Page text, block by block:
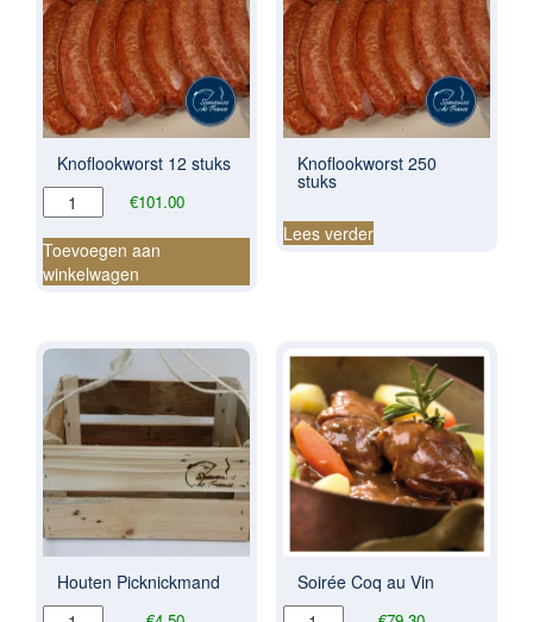
Knoflookworst 12 stuks
€101.00
Knoflookworst
12
stuks
aantal
Toevoegen aan
winkelwagen
Knoflookworst 250
stuks
Lees verder
Houten Picknickmand
Houten
Soirée Coq au Vin
Soirée